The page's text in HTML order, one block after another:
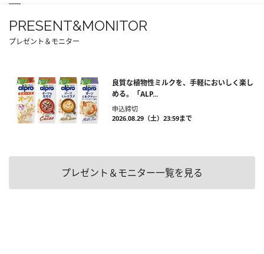
PRESENT&MONITOR
プレゼント＆モニター
良質な植物性ミルクを、手軽においしく楽し
める。「ALP...
申込締切
2026.08.29（土）23:59まで
プレゼント＆モニター一覧を見る